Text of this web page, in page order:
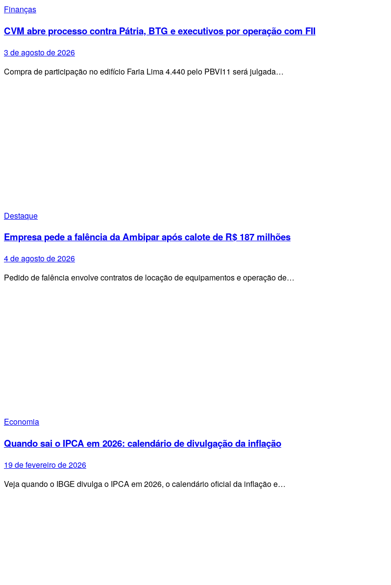
Finanças
CVM abre processo contra Pátria, BTG e executivos por operação com FII
3 de agosto de 2026
Compra de participação no edifício Faria Lima 4.440 pelo PBVI11 será julgada…
Destaque
Empresa pede a falência da Ambipar após calote de R$ 187 milhões
4 de agosto de 2026
Pedido de falência envolve contratos de locação de equipamentos e operação de…
Economia
Quando sai o IPCA em 2026: calendário de divulgação da inflação
19 de fevereiro de 2026
Veja quando o IBGE divulga o IPCA em 2026, o calendário oficial da inflação e…